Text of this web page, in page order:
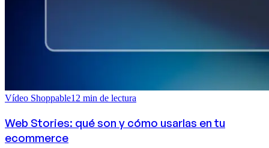
Vídeo Shoppable12 min de lectura
Web Stories: qué son y cómo usarlas en tu
ecommerce